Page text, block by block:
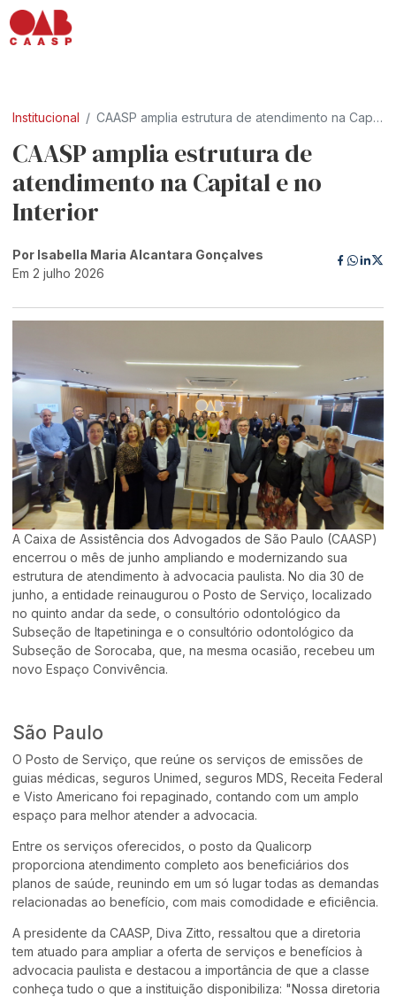
Institucional CAASP amplia estrutura de atendimento na Capital e no Interior
CAASP amplia estrutura de
atendimento na Capital e no
Interior
Por Isabella Maria Alcantara Gonçalves
Em 2 julho 2026
A Caixa de Assistência dos Advogados de São Paulo (CAASP)
encerrou o mês de junho ampliando e modernizando sua
estrutura de atendimento à advocacia paulista. No dia 30 de
junho, a entidade reinaugurou o Posto de Serviço, localizado
no quinto andar da sede, o consultório odontológico da
Subseção de Itapetininga e o consultório odontológico da
Subseção de Sorocaba, que, na mesma ocasião, recebeu um
novo Espaço Convivência.
São Paulo
O Posto de Serviço, que reúne os serviços de emissões de
guias médicas, seguros Unimed, seguros MDS, Receita Federal
e Visto Americano foi repaginado, contando com um amplo
espaço para melhor atender a advocacia.
Entre os serviços oferecidos, o posto da Qualicorp
proporciona atendimento completo aos beneficiários dos
planos de saúde, reunindo em um só lugar todas as demandas
relacionadas ao benefício, com mais comodidade e eficiência.
A presidente da CAASP, Diva Zitto, ressaltou que a diretoria
tem atuado para ampliar a oferta de serviços e benefícios à
advocacia paulista e destacou a importância de que a classe
conheça tudo o que a instituição disponibiliza: "Nossa diretoria